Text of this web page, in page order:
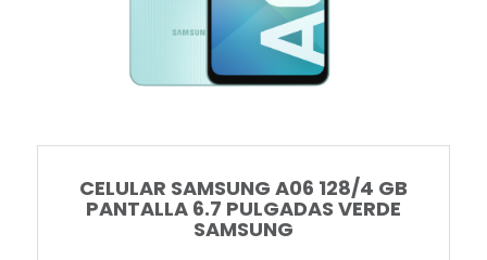
CELULAR SAMSUNG A06 128/4 GB
PANTALLA 6.7 PULGADAS VERDE
SAMSUNG